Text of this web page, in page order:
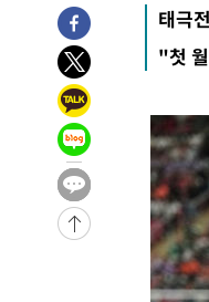
-22233초 전 >
[속보]코
-18680초 전 >
6월 경상
-18631초 전 >
서울 낮
-15993초 전 >
-8166초 전 >
[속보] 호르
우 0.49%↑
-6521초 전 >
[속보] 이란
임 3년 인터뷰
2시간 전 > [속보] "이란-
태극
"첫